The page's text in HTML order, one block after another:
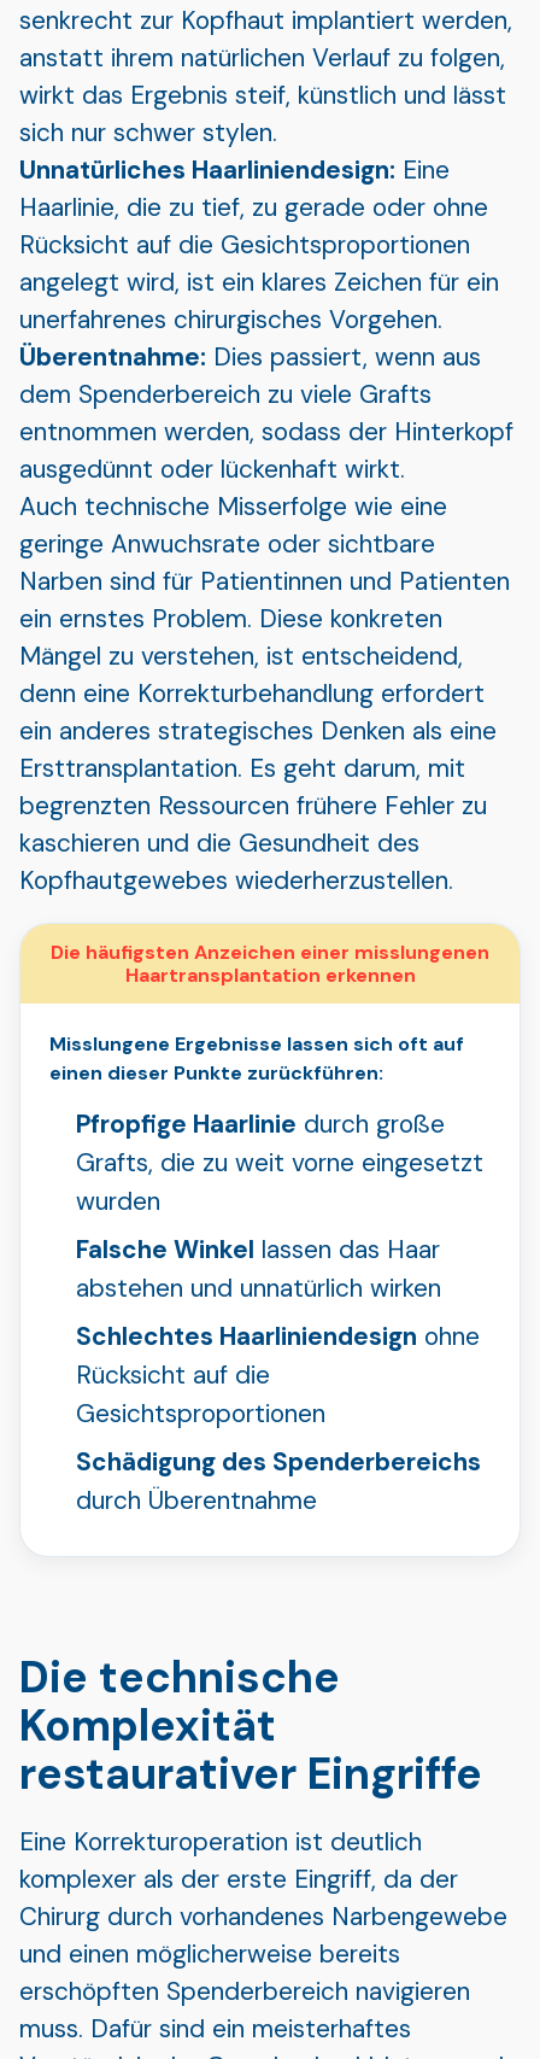
senkrecht zur Kopfhaut implantiert werden,
anstatt ihrem natürlichen Verlauf zu folgen,
wirkt das Ergebnis steif, künstlich und lässt
sich nur schwer stylen.
Unnatürliches Haarliniendesign: Eine
Haarlinie, die zu tief, zu gerade oder ohne
Rücksicht auf die Gesichtsproportionen
angelegt wird, ist ein klares Zeichen für ein
unerfahrenes chirurgisches Vorgehen.
Überentnahme: Dies passiert, wenn aus
dem Spenderbereich zu viele Grafts
entnommen werden, sodass der Hinterkopf
ausgedünnt oder lückenhaft wirkt.
Auch technische Misserfolge wie eine
geringe Anwuchsrate oder sichtbare
Narben sind für Patientinnen und Patienten
ein ernstes Problem. Diese konkreten
Mängel zu verstehen, ist entscheidend,
denn eine Korrekturbehandlung erfordert
ein anderes strategisches Denken als eine
Ersttransplantation. Es geht darum, mit
begrenzten Ressourcen frühere Fehler zu
kaschieren und die Gesundheit des
Kopfhautgewebes wiederherzustellen.
Die häufigsten Anzeichen einer misslungenen
Haartransplantation erkennen
Misslungene Ergebnisse lassen sich oft auf
einen dieser Punkte zurückführen:
Pfropfige Haarlinie durch große
Grafts, die zu weit vorne eingesetzt
wurden
Falsche Winkel lassen das Haar
abstehen und unnatürlich wirken
Schlechtes Haarliniendesign ohne
Rücksicht auf die
Gesichtsproportionen
Schädigung des Spenderbereichs
durch Überentnahme
Die technische
Komplexität
restaurativer Eingriffe
Eine Korrekturoperation ist deutlich
komplexer als der erste Eingriff, da der
Chirurg durch vorhandenes Narbengewebe
und einen möglicherweise bereits
erschöpften Spenderbereich navigieren
muss. Dafür sind ein meisterhaftes